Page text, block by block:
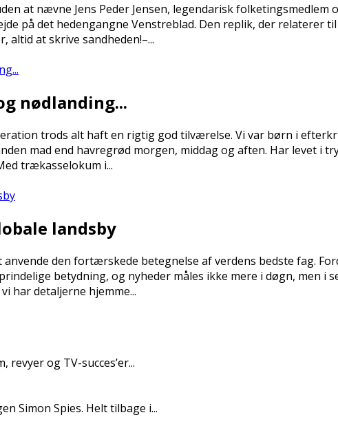
uden at nævne Jens Peder Jensen, legendarisk
på det hedengangne Venstreblad. Den replik, der relaterer
altid at skrive sandheden!–...
nødlanding...
trods alt haft en rigtig god tilværelse. Vi var børn i
mad end havregrød morgen, middag og aften. Har levet i
trækasselokum i...
landsby
anvende den fortærskede betegnelse af verdens bedste fag.
betydning, og nyheder måles ikke mere i døgn, men i
har detaljerne hjemme...
revyer og TV-succes’er...
Simon Spies. Helt tilbage i...